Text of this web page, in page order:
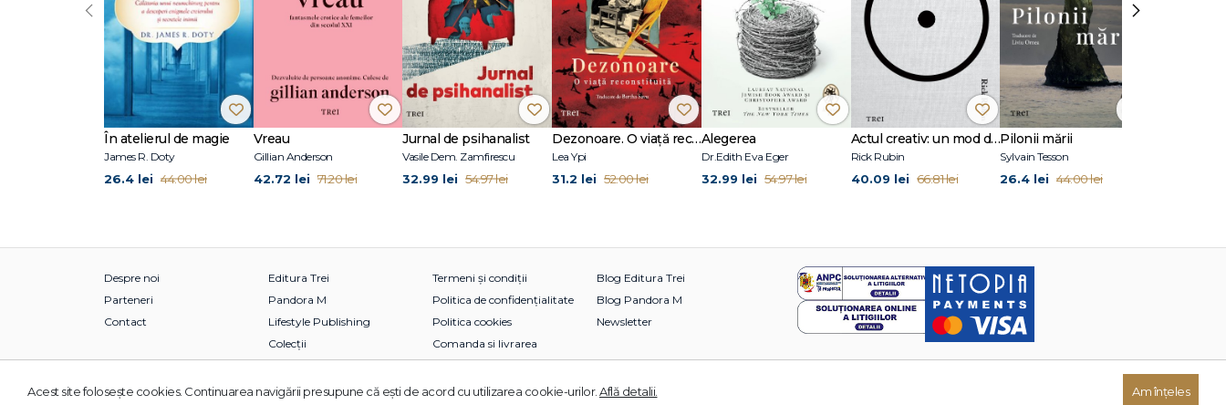
În atelierul de magie
James R. Doty
26.4 lei 44.00 lei
Vreau
Gillian Anderson
42.72 lei 71.20 lei
Jurnal de psihanalist
Vasile Dem. Zamfirescu
32.99 lei 54.97 lei
Dezonoare. O viață reconstituită
Lea Ypi
31.2 lei 52.00 lei
Alegerea
Dr.Edith Eva Eger
32.99 lei 54.97 lei
Actul creativ: un mod de viață
Rick Rubin
40.09 lei 66.81 lei
Pilonii mării
Sylvain Tesson
26.4 lei 44.00 lei
‹ ›
Despre noi
Parteneri
Contact
Editura Trei
Pandora M
Lifestyle Publishing
Colecții
Termeni și condiții
Politica de confidențialitate
Politica cookies
Comanda si livrarea
Blog Editura Trei
Blog Pandora M
Newsletter
© 2026 Grupul Editorial TREI. Toate drepturile rezervate.
Acest site foloseşte cookies. Continuarea navigării presupune că eşti de acord cu utilizarea cookie-urilor. Află detalii. Am înțeles